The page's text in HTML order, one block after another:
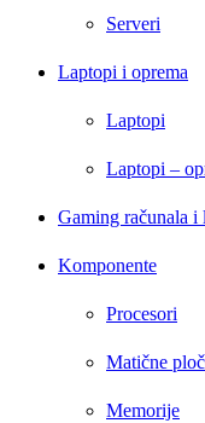
Serveri
Laptopi i oprema
Laptopi
Laptopi –
Gaming računala i
Komponente
Procesori
Matične
Memorije